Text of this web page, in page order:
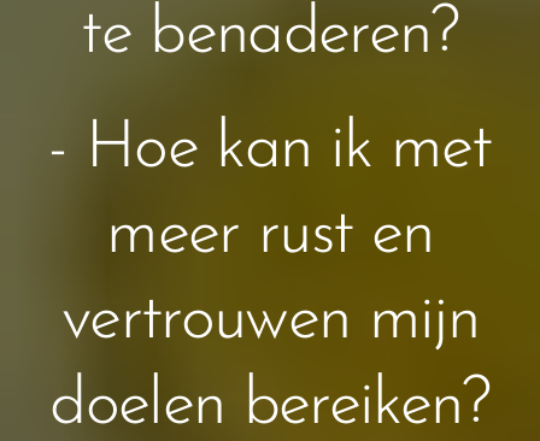
te benaderen?
- Hoe kan ik met
meer rust en
vertrouwen mijn
doelen bereiken?